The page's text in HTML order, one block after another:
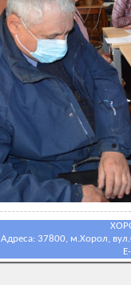
Адреса: 37800, м.Хорол,